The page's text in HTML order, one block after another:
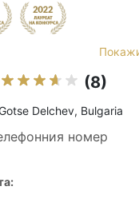
(8)
Delchev, Bulgaria
номер